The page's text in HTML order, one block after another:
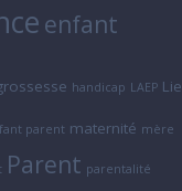
enfant
handicap LAEP
parent maternité mère
Parent parentalité